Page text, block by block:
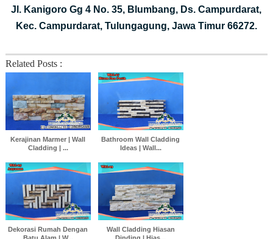
Jl. Kanigoro Gg 4 No. 35, Blumbang, Ds. Campurdarat,
Kec. Campurdarat, Tulungagung, Jawa Timur 66272.
Related Posts :
Kerajinan Marmer | Wall
Cladding | ...
Bathroom Wall Cladding
Ideas | Wall...
Dekorasi Rumah Dengan
Wall Cladding Hiasan